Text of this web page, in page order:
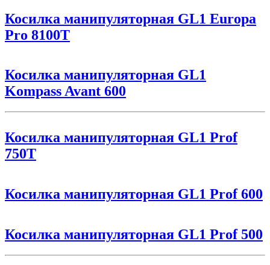
Косилка манипуляторная GL1 Europa
Pro 8100T
Косилка манипуляторная GL1
Kompass Avant 600
Косилка манипуляторная GL1 Prof
750T
Косилка манипуляторная GL1 Prof 600
Косилка манипуляторная GL1 Prof 500